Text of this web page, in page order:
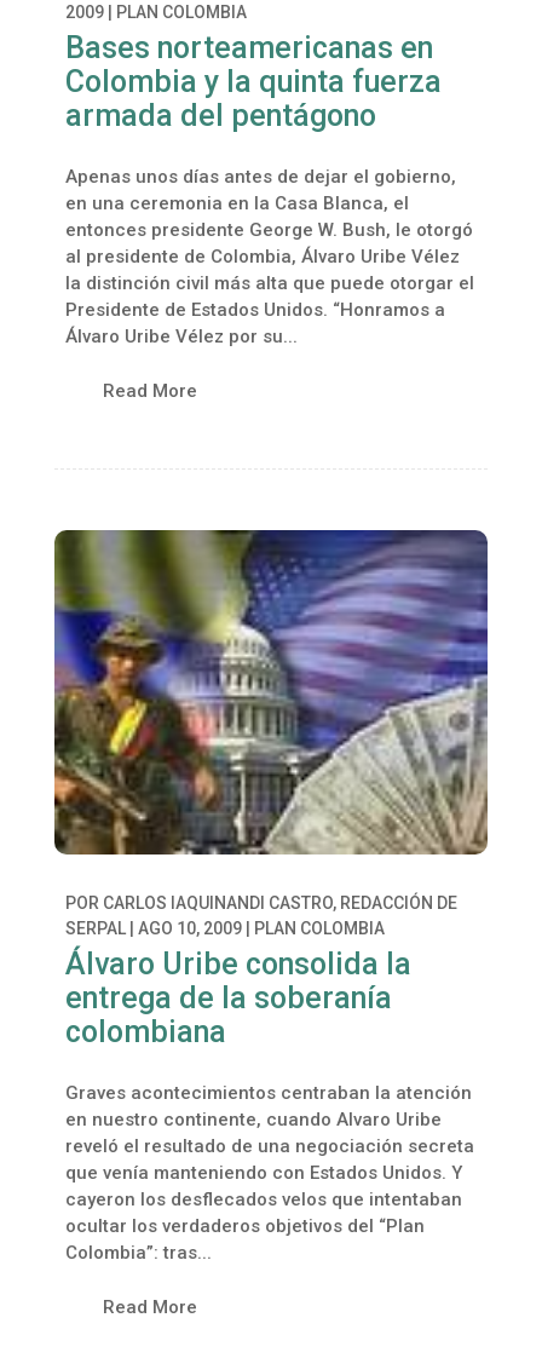
2009| PLAN COLOMBIA
Bases norteamericanas en
Colombia y la quinta fuerza
armada del pentágono
Apenas unos días antes de dejar el gobierno,
en una ceremonia en la Casa Blanca, el
entonces presidente George W. Bush, le otorgó
al presidente de Colombia, Álvaro Uribe Vélez
la distinción civil más alta que puede otorgar el
Presidente de Estados Unidos. “Honramos a
Álvaro Uribe Vélez por su...
Read More
POR CARLOS IAQUINANDI CASTRO, REDACCIÓN DE
SERPAL| AGO 10, 2009| PLAN COLOMBIA
Álvaro Uribe consolida la
entrega de la soberanía
colombiana
Graves acontecimientos centraban la atención
en nuestro continente, cuando Alvaro Uribe
reveló el resultado de una negociación secreta
que venía manteniendo con Estados Unidos. Y
cayeron los desflecados velos que intentaban
ocultar los verdaderos objetivos del “Plan
Colombia”: tras...
Read More